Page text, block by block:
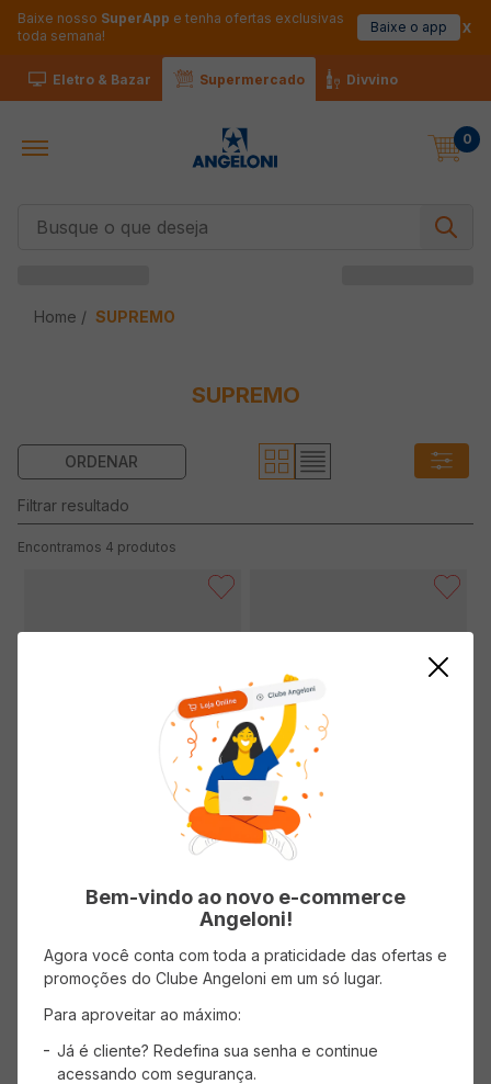
Baixe nosso SuperApp e tenha ofertas exclusivas
toda semana!
Baixe o app
Eletro & Bazar Supermercado Divvino
0
SUPREMO
SUPREMO
4 produtos
Filtro de Papel SUPREMO 103
( R$ 0,18/un )
R$ 5,49
ADICIONAR AO CARRINHO
Filtro de Papel SUPREMO Cônico
- 02 com 40 unidades
( R$ 0,57/un )
R$ 22,99
Bem-vindo ao novo e-commerce
Angeloni!
Agora você conta com toda a praticidade das ofertas e
promoções do Clube Angeloni em um só lugar.
Para aproveitar ao máximo:
Já é cliente? Redefina sua senha e continue
acessando com segurança.